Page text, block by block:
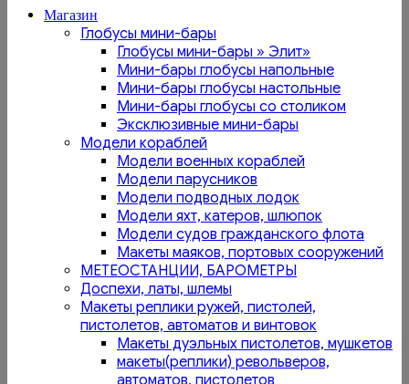
Магазин
Глобусы мини-бары
Глобусы мини-бары » Элит»
Мини-бары глобусы напольные
Мини-бары глобусы настольные
Мини-бары глобусы со столиком
Эксклюзивные мини-бары
Модели кораблей
Модели военных кораблей
Модели парусников
Модели подводных лодок
Модели яхт, катеров, шлюпок
Модели судов гражданского флота
Макеты маяков, портовых сооружений
МЕТЕОСТАНЦИИ, БАРОМЕТРЫ
Доспехи, латы, шлемы
Макеты реплики ружей, пистолей,
пистолетов, автоматов и винтовок
Макеты дуэльных пистолетов, мушкетов
макеты(реплики) револьверов,
автоматов, пистолетов